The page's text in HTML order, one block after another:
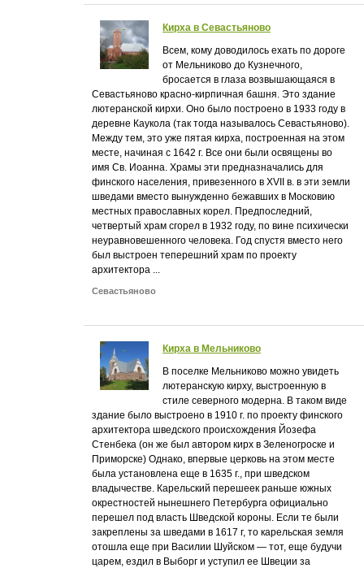
Кирха в Севастьяново
Всем, кому доводилось ехать по дороге
от Мельниково до Кузнечного,
бросается в глаза возвышающаяся в
Севастьяново красно-кирпичная башня. Это здание
лютеранской кирхи. Оно было построено в 1933 году в
деревне Каукола (так тогда называлось Севастьяново).
Между тем, это уже пятая кирха, построенная на этом
месте, начиная с 1642 г. Все они были освящены во
имя Св. Иоанна. Храмы эти предназначались для
финского населения, привезенного в XVII в. в эти земли
шведами вместо вынужденно бежавших в Московию
местных православных корел. Предпоследний,
четвертый храм сгорел в 1932 году, по вине психически
неуравновешенного человека. Год спустя вместо него
был выстроен теперешний храм по проекту
архитектора ...
Севастьяново
Кирха в Мельниково
В поселке Мельниково можно увидеть
лютеранскую кирху, выстроенную в
стиле северного модерна. В таком виде
здание было выстроено в 1910 г. по проекту финского
архитектора шведского происхождения Йозефа
Стенбека (он же был автором кирх в Зеленогроске и
Приморске) Однако, впервые церковь на этом месте
была установлена еще в 1635 г., при шведском
владычестве. Карельский перешеек раньше южных
окрестностей нынешнего Петербурга официально
перешел под власть Шведской короны. Если те были
закреплены за шведами в 1617 г, то карельская земля
отошла еще при Василии Шуйском — тот, еще будучи
царем, ездил в Выборг и уступил ее Швеции за